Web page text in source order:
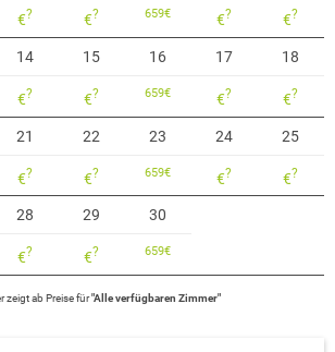
Luther lebte hier während des Reichstags zu
Kilometer entfernt – ein Paradies für
Seßlach oder Heldburg zu historischen
Bratwürste, Klöße und regionale Biere sind
€? €? 659€ €? €?
14
€?
15
€?
16
659€
17
€?
18
€?
21
€?
22
€?
23
659€
24
€?
25
€?
28
€?
29
€?
30
659€
zeigtab Preise für"Alle verfügbaren Zimmer"